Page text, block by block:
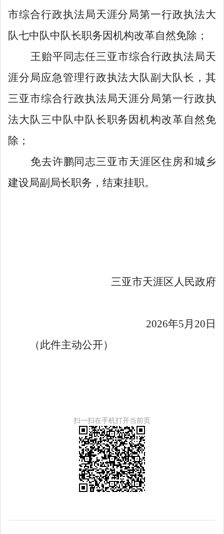
市综合行政执法局天涯分局第一行政执法大
队七中队中队长职务因机构改革自然免除；
王贻平同志任三亚市综合行政执法局天
涯分局应急管理行政执法大队副大队长，其
三亚市综合行政执法局天涯分局第一行政执
法大队三中队中队长职务因机构改革自然免
除；
免去许鹏同志三亚市天涯区住房和城乡
建设局副局长职务，结束挂职。
三亚市天涯区人民政府
2026年5 月 20 日
（此件主动公开）
扫一扫在手机打开当前页